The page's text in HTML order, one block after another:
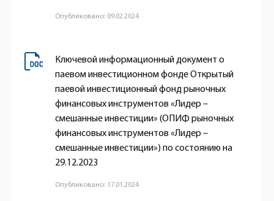
Опубликовано: 09.02.2024
Ключевой информационный документ о
паевом инвестиционном фонде Открытый
паевой инвестиционный фонд рыночных
финансовых инструментов «Лидер –
смешанные инвестиции» (ОПИФ рыночных
финансовых инструментов «Лидер –
смешанные инвестиции») по состоянию на
29.12.2023
Опубликовано: 17.01.2024